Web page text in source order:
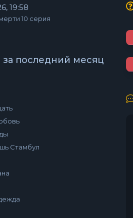
19:58
10 серия
за последний месяц
Стамбул